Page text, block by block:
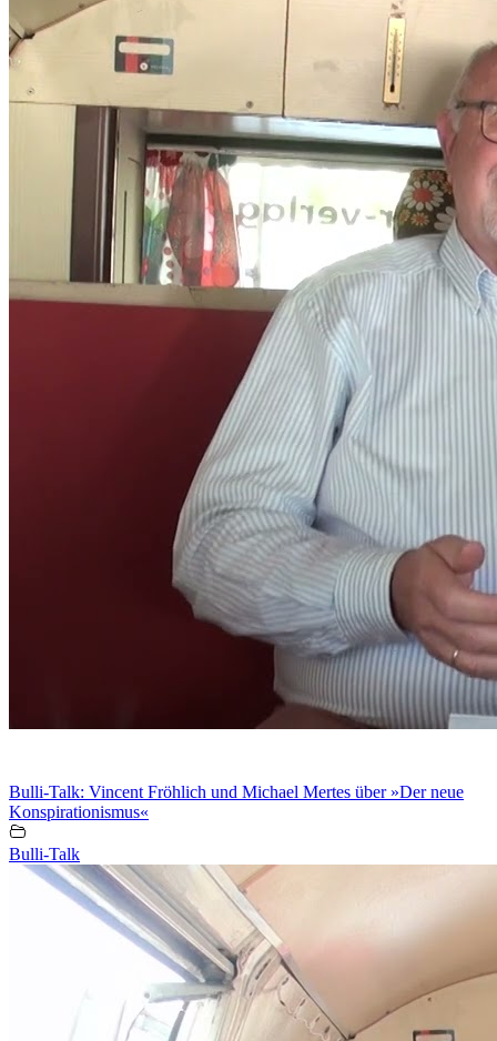
Bulli-Talk: Vincent Fröhlich und Michael Mertes über »Der neue
Konspirationismus«
Bulli-Talk